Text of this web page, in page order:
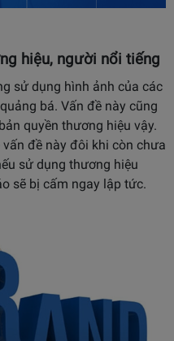
hiệu, người nổi tiếng
sử dụng hình ảnh của các
bá. Vấn đề này cũng
quyền thương hiệu vậy.
đề này đôi khi còn chưa
sử dụng thương hiệu
sẽ bị cấm ngay lập tức.